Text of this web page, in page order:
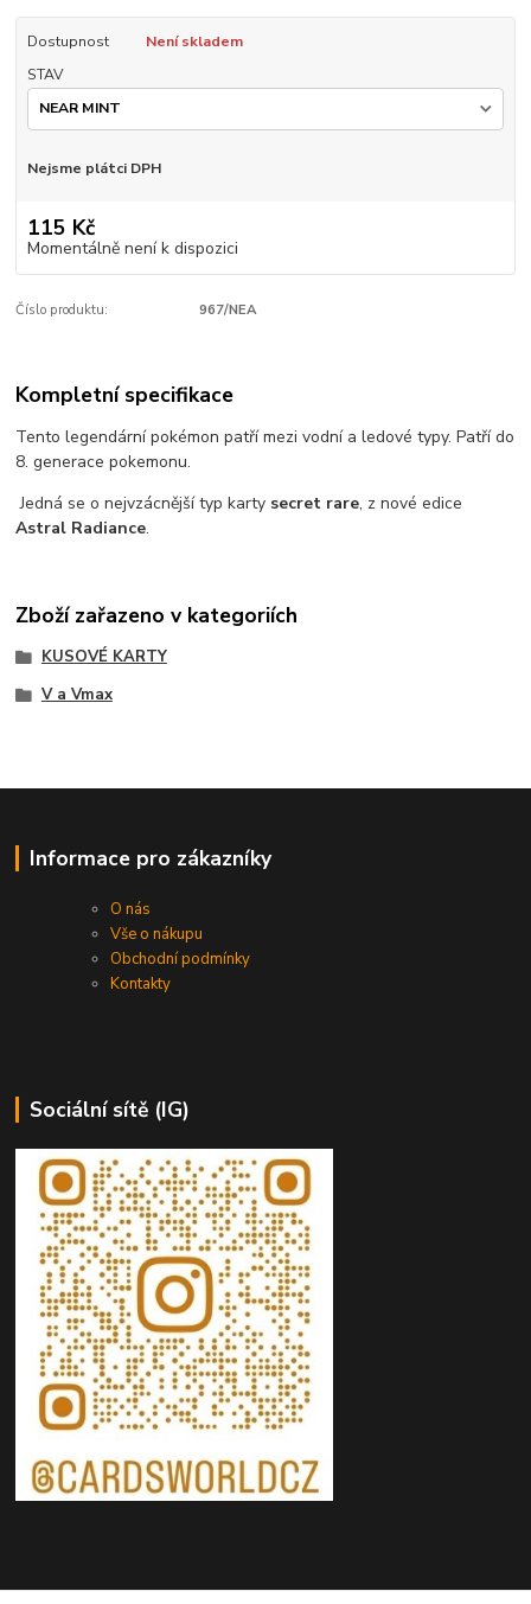
Dostupnost
Není skladem
STAV
Nejsme plátci DPH
115 Kč
Momentálně není k dispozici
Číslo produktu: 967/NEA
Kompletní specifikace
Tento legendární pokémon patří mezi vodní a ledové typy. Patří do
8. generace pokemonu.
Jedná se o nejvzácnější typ karty secret rare, z nové edice
Astral Radiance.
Zboží zařazeno v kategoriích
KUSOVÉ KARTY
V a Vmax
Informace pro zákazníky
O nás
Vše o nákupu
Obchodní podmínky
Kontakty
Sociální sítě (IG)